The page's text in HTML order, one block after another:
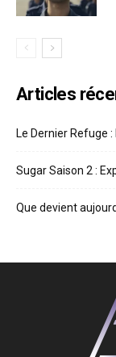
Articles
Le Dernier Refuge
Sugar Saison 2 :
Que devient